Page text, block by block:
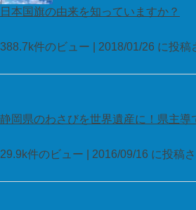
日本国旗の由来を知っていますか？
388.7k件のビュー 2018/01/26 に投稿
静岡県のわさびを世界遺産に！県主導
29.9k件のビュー 2016/09/16 に投稿